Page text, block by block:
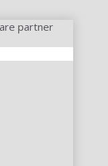
partner